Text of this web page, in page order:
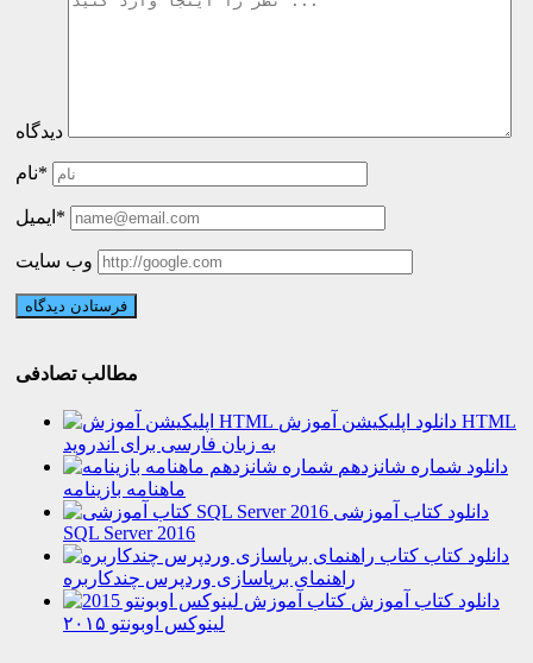
دیدگاه
نام*
ایمیل*
وب سایت
مطالب تصادفی
دانلود اپلیکیشن آموزش HTML
به زبان فارسی برای اندروید
دانلود شماره شانزدهم
ماهنامه بازینامه
دانلود کتاب آموزشی
SQL Server 2016
دانلود کتاب
راهنمای برپاسازی وردپرس چندکاربره
دانلود کتاب آموزش
لینوکس اوبونتو ۲۰۱۵